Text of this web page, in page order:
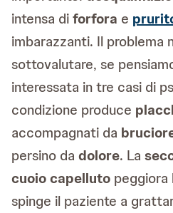
intensa diforfora e
imbarazzanti. Il problema
sottovalutare, se
interessata in tre casi di
condizione produce
accompagnati da
persino da dolore. La
cuoio capelluto peggiora
spinge il paziente a